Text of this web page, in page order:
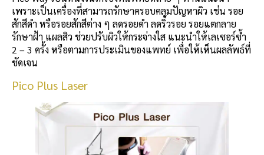
เพราะเป็นเครื่องที่สามารถรักษาครอบคลุมปัญหาผิว เช่น รอย
สักสีดำ หรือรอยสักสีต่าง ๆ ลดรอยดำ ลดริ้วรอย รอยแตกลาย
รักษาฝ้า แผลสิว ช่วยปรับผิวให้กระจ่างใส แนะนำให้เลเซอร์ซ้ำ
2 – 3 ครั้ง หรือตามการประเมินของแพทย์ เพื่อให้เห็นผลลัพธ์ที่
ชัดเจน
Pico Plus Laser